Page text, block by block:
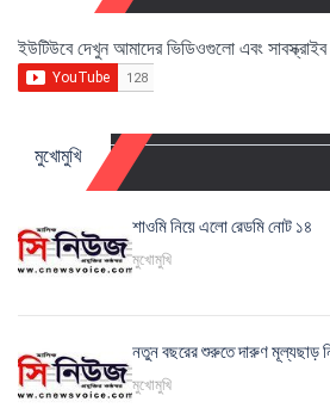
ইউটিউবে দেখুন আমাদের ভিডিওগুলো এবং
মুখোমুখি
শাওমি নিয়ে এলো রেডমি নোট ১৪
মুখোমুখি
নতুন বছরের শুরুতে দারুণ মূল্যছাড়
মুখোমুখি